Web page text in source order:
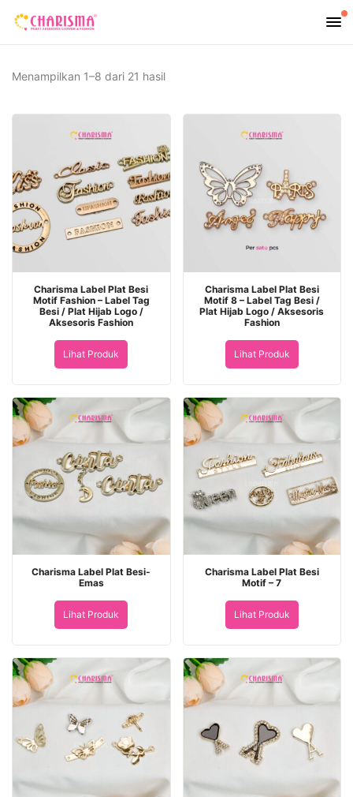
Menampilkan 1–8 dari 21 hasilDiurutkan
yang
Charisma Label Plat Besi
Motif Fashion – Label Tag
Besi / Plat Hijab Logo /
Aksesoris Fashion
Lihat Produk
Charisma Label Plat Besi
Motif 8 – Label Tag Besi /
Plat Hijab Logo / Aksesoris
Fashion
Lihat Produk
Charisma Label Plat Besi-
Emas
Lihat Produk
Charisma Label Plat Besi
Motif – 7
Lihat Produk